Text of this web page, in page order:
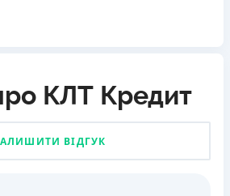
КЛТ Кредит
ВІДГУК